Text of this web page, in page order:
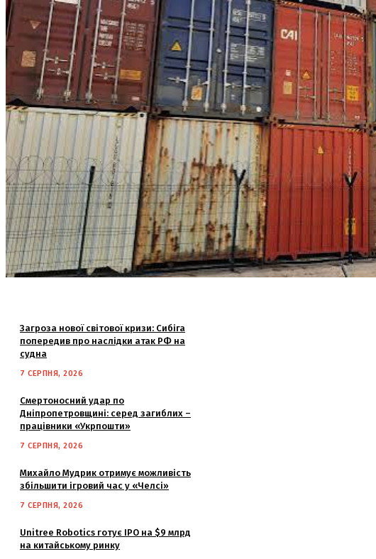
Загроза нової світової кризи: Сибіга
попередив про наслідки атак РФ на
судна
7 СЕРПНЯ, 2026
Смертоносний удар по
Дніпропетровщині: серед загиблих –
працівники «Укрпошти»
7 СЕРПНЯ, 2026
Михайло Мудрик отримує можливість
збільшити ігровий час у «Челсі»
7 СЕРПНЯ, 2026
Unitree Robotics готує IPO на $9 млрд
на китайському ринку